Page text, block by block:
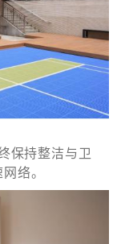
保持整洁与卫
络。